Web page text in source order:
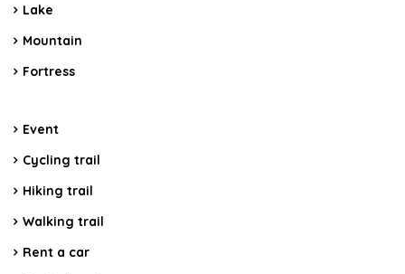
Lake
Mountain
Fortress
Event
Cycling trail
Hiking trail
Walking trail
Rent a car